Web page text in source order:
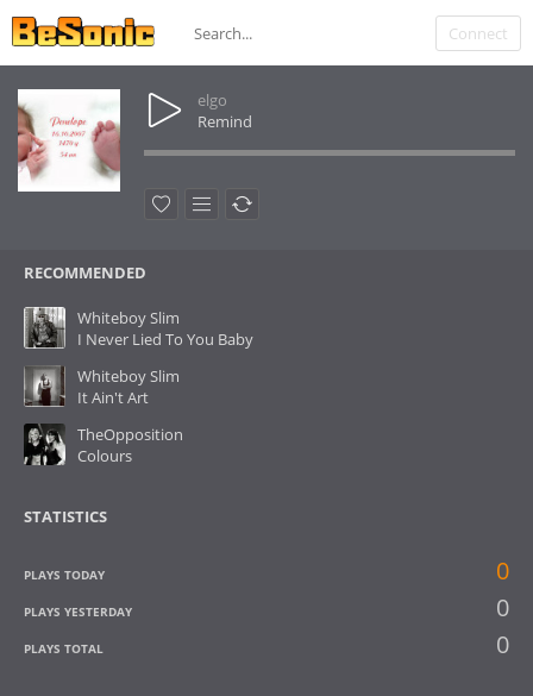
Connect
elgo
Remind
RECOMMENDED
Whiteboy Slim
I Never Lied To You Baby
Whiteboy Slim
It Ain't Art
TheOpposition
Colours
STATISTICS
PLAYS TODAY 0
PLAYS YESTERDAY 0
PLAYS TOTAL 0